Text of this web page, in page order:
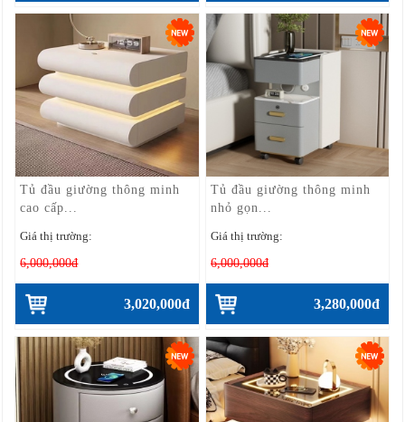
Tủ đầu giường thông minh
cao cấp...
Giá thị trường:
6,000,000đ
3,020,000đ
Tủ đầu giường thông minh
nhỏ gọn...
Giá thị trường:
6,000,000đ
3,280,000đ